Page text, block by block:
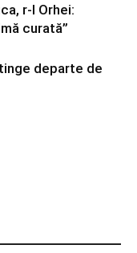
r-l Orhei:
curată”
departe de